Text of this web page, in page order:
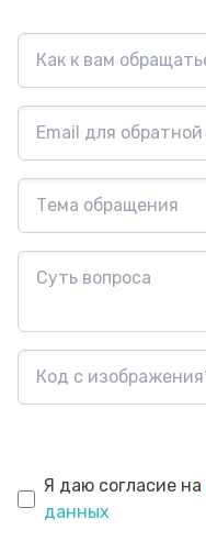
Я даю согласие на
данных